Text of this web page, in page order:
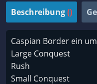
Beschreibung()
Caspian Border ein
Large Conquest
Rush
Small Conquest